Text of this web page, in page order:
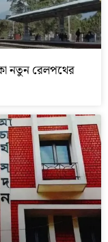
নতুন রেলপথের